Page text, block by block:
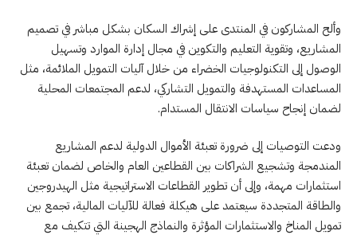
وألح المشاركون في المنتدى على إشراك السكان بشكل مباشر في تصميم
المشاريع، وتقوية التعليم والتكوين في مجال إدارة الموارد وتسهيل
الوصول إلى التكنولوجيات الخضراء من خلال آليات التمويل الملائمة، مثل
المساعدات المستهدفة والتمويل التشاركي، لدعم المجتمعات المحلية
لضمان إنجاح سياسات الانتقال المستدام.
ودعت التوصيات إلى ضرورة تعبئة الأموال الدولية لدعم المشاريع
المندمجة وتشجيع الشراكات بين القطاعين العام والخاص لضمان تعبئة
استثمارات مهمة، وإلى أن تطوير القطاعات الاستراتيجية مثل الهيدروجين
والطاقة المتجددة سيعتمد على هيكلة فعالة للآليات المالية، تجمع بين
تمويل المناخ والاستثمارات المؤثرة والنماذج الهجينة التي تتكيف مع